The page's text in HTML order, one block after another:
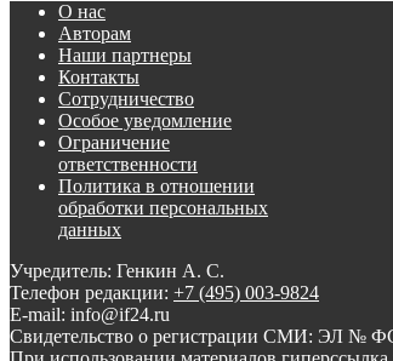
О нас
Авторам
Наши партнеры
Контакты
Сотрудничество
Особое уведомление
Ограничение
ответственности
Политика в отношении
обработки персональных
данных
Учредитель: Генкин А. С.
Телефон редакции: +7 (495) 003-9824
E-mail: info@if24.ru
Свидетельство о регистрации СМИ: ЭЛ №